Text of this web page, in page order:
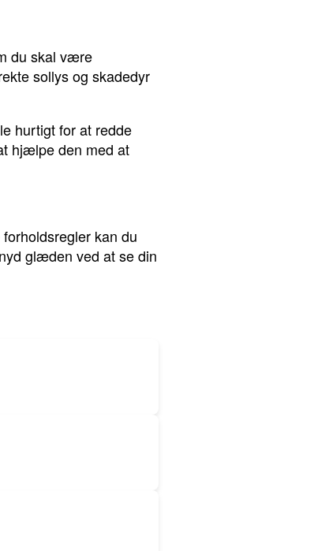
du skal være
sollys og skadedyr
hurtigt for at redde
hjælpe den med at
kan du
glæden ved at se din